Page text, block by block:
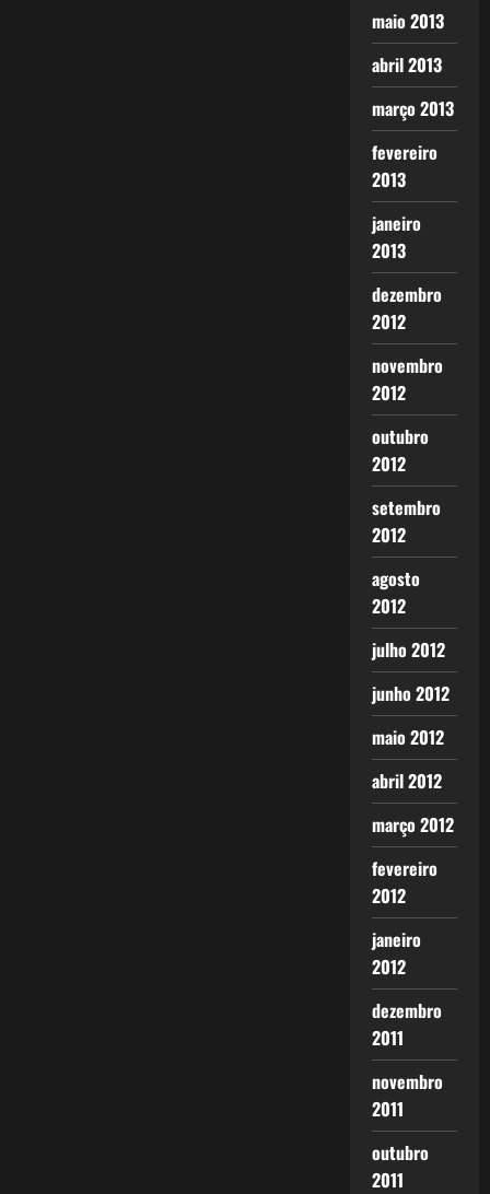
maio 2013
abril 2013
março 2013
fevereiro
2013
janeiro
2013
dezembro
2012
novembro
2012
outubro
2012
setembro
2012
agosto
2012
julho 2012
junho 2012
maio 2012
abril 2012
março 2012
fevereiro
2012
janeiro
2012
dezembro
2011
novembro
2011
outubro
2011